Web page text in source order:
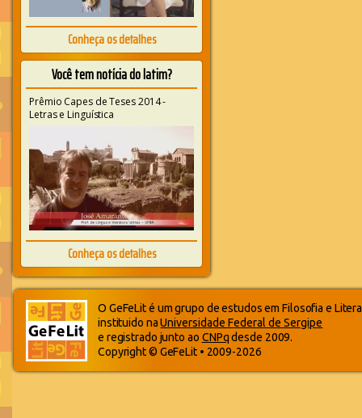
Conheça os detalhes
Você tem notícia do latim?
Prêmio Capes de Teses 2014 -
Letras e Linguística
Conheça os detalhes
O GeFeLit é um grupo de estudos em Filosofia e
instituido naUniversidade Federal de Sergipe
e registrado junto ao CNPqdesde 2009.
Copyright © GeFeLit • 2009-2026